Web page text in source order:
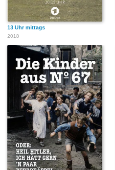
13 Uhr mittags
2018